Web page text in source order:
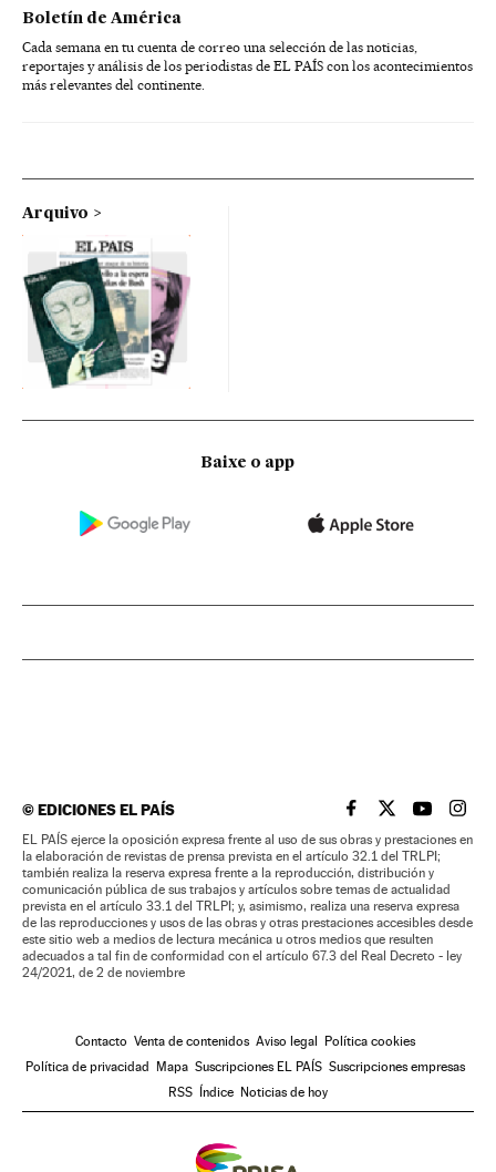
Boletín de América
Cada semana en tu cuenta de correo una selección de las noticias,
reportajes y análisis de los periodistas de EL PAÍS con los acontecimientos
más relevantes del continente.
Arquivo
Baixe o app
©EDICIONES EL PAÍS EL PAÍS BRASIL EN
EL PAÍSEL PAÍS
EL
EL PAÍS ejerce la oposición expresa frente al uso de sus obras y prestaciones en
la elaboración de revistas de prensa prevista en el artículo 32.1 del TRLPI;
también realiza la reserva expresa frente a la reproducción, distribución y
comunicación pública de sus trabajos y artículos sobre temas de actualidad
prevista en el artículo 33.1 del TRLPI; y, asimismo, realiza una reserva expresa
de las reproducciones y usos de las obras y otras prestaciones accesibles desde
este sitio web a medios de lectura mecánica u otros medios que resulten
adecuados a tal fin de conformidad con el artículo 67.3 del Real Decreto - ley
24/2021, de 2 de noviembre
Contacto Venta de contenidos Aviso legal
Política cookies
Política de privacidad
Mapa Suscripciones EL PAÍS Suscripciones empresas
RSS
Índice Noticias de hoy